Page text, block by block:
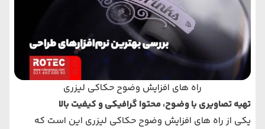
راه های افزایش وضوح حکاکی لیزری
تهیه تصاویری با وضوح، محتوا گرافیکی و کیفیت بالا
یکی از راه های افزایش وضوح حکاکی لیزری این است که